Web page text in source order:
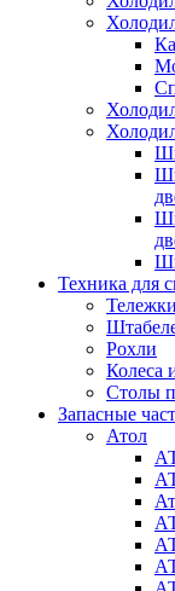
Техника для
Рохли
Колеса
Столы
Запасные
Атол